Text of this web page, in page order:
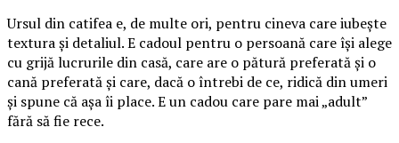
Ursul din catifea e, de multe ori, pentru cineva care iubește
textura și detaliul. E cadoul pentru o persoană care își alege
cu grijă lucrurile din casă, care are o pătură preferată și o
cană preferată și care, dacă o întrebi de ce, ridică din umeri
și spune că așa îi place. E un cadou care pare mai „adult”
fără să fie rece.